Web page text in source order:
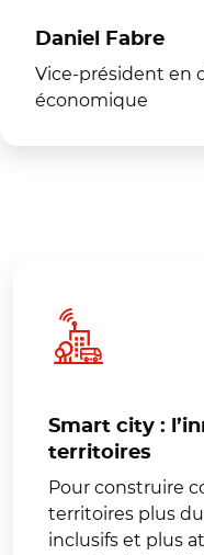
Daniel Fabre
Vice-président en
économique
Smart city :
territoires
Pour construire
territoires plus
inclusifs et plus